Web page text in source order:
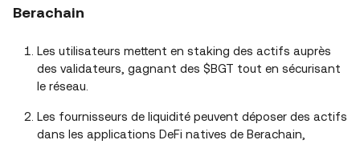
Berachain
Les utilisateurs mettent en staking des actifs auprès
des validateurs, gagnant des $BGT tout en sécurisant
le réseau.
Les fournisseurs de liquidité peuvent déposer des actifs
dans les applications DeFi natives de Berachain,